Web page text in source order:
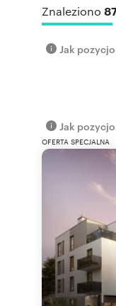
Znaleziono
Jak
Jak
OFERTA SPECJALNA